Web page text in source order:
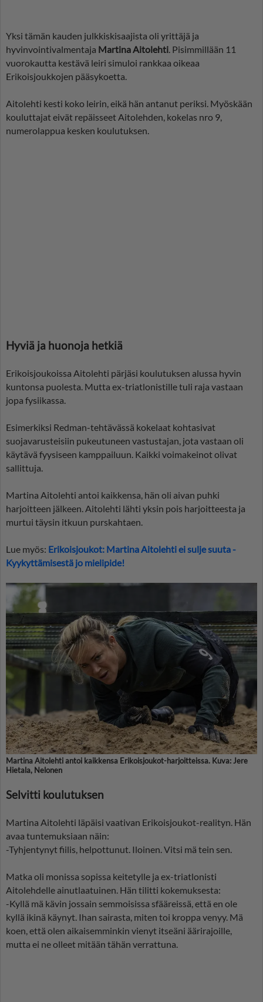
Yksi tämän kauden julkkiskisaajista oli yrittäjä ja
hyvinvointivalmentaja Martina Aitolehti. Pisimmillään 11
vuorokautta kestävä leiri simuloi rankkaa oikeaa
Erikoisjoukkojen pääsykoetta.
Aitolehti kesti koko leirin, eikä hän antanut periksi. Myöskään
kouluttajat eivät repäisseet Aitolehden, kokelas nro 9,
numerolappua kesken koulutuksen.
Hyviä ja huonoja hetkiä
Erikoisjoukoissa Aitolehti pärjäsi koulutuksen alussa hyvin
kuntonsa puolesta. Mutta ex-triatlonistille tuli raja vastaan
jopa fysiikassa.
Esimerkiksi Redman-tehtävässä kokelaat kohtasivat
suojavarusteisiin pukeutuneen vastustajan, jota vastaan oli
käytävä fyysiseen kamppailuun. Kaikki voimakeinot olivat
sallittuja.
Martina Aitolehti antoi kaikkensa, hän oli aivan puhki
harjoitteen jälkeen. Aitolehti lähti yksin pois harjoitteesta ja
murtui täysin itkuun purskahtaen.
Lue myös: Erikoisjoukot: Martina Aitolehti ei sulje suuta -
Kyykyttämisestä jo mielipide!
Martina Aitolehti antoi kaikkensa Erikoisjoukot-harjoitteissa. Kuva: Jere
Hietala, Nelonen
Selvitti koulutuksen
Martina Aitolehti läpäisi vaativan Erikoisjoukot-realityn. Hän
avaa tuntemuksiaan näin:
-Tyhjentynyt fiilis, helpottunut. Iloinen. Vitsi mä tein sen.
Matka oli monissa sopissa keitetylle ja ex-triatlonisti
Aitolehdelle ainutlaatuinen. Hän tilitti kokemuksesta:
-Kyllä mä kävin jossain semmoisissa sfääreissä, että en ole
kyllä ikinä käynyt. Ihan sairasta, miten toi kroppa venyy. Mä
koen, että olen aikaisemminkin vienyt itseäni äärirajoille,
mutta ei ne olleet mitään tähän verrattuna.